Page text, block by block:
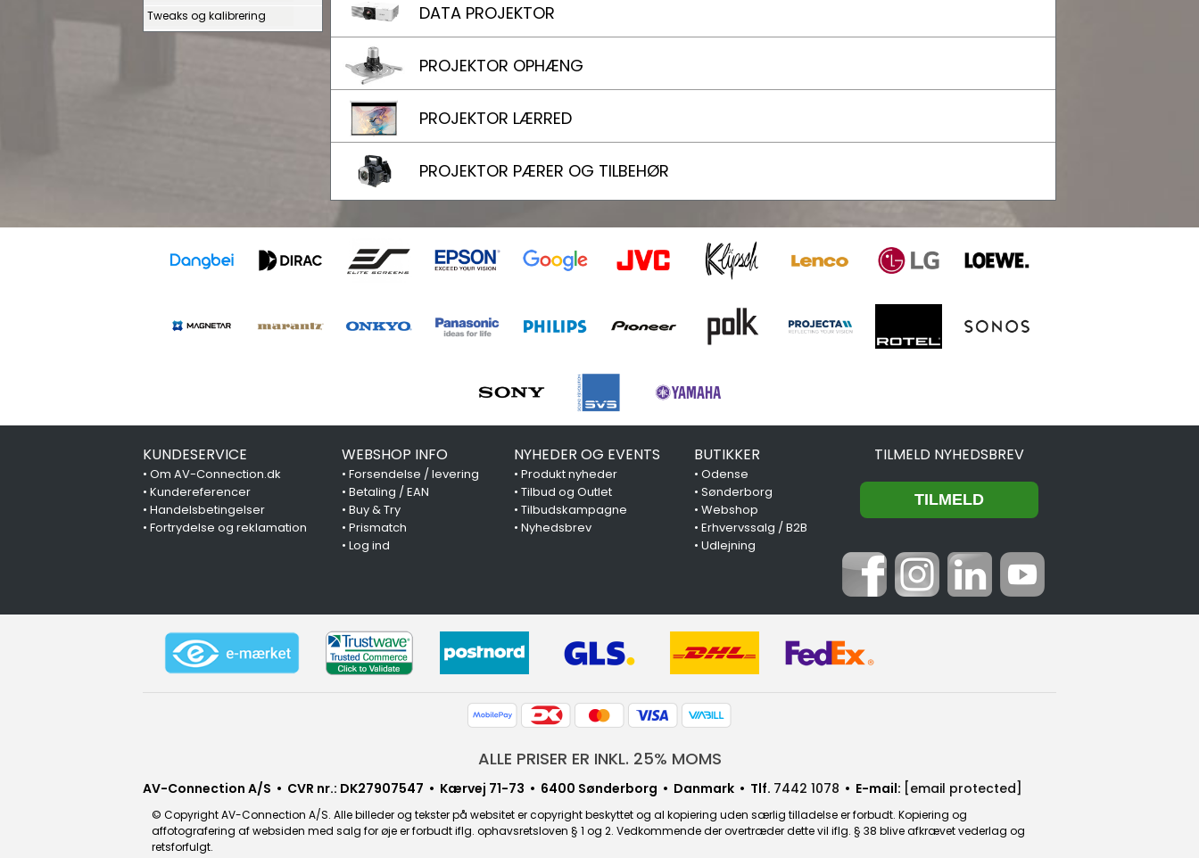
Tweaks og kalibrering
DATA PROJEKTOR
PROJEKTOR OPHÆNG
PROJEKTOR LÆRRED
PROJEKTOR PÆRER OG TILBEHØR
KUNDESERVICE
• Om AV-Connection.dk
• Kundereferencer
• Handelsbetingelser
• Fortrydelse og reklamation
WEBSHOP INFO
• Forsendelse / levering
• Betaling / EAN
• Buy & Try
• Prismatch
• Log ind
NYHEDER OG EVENTS
• Produkt nyheder
• Tilbud og Outlet
• Tilbudskampagne
• Nyhedsbrev
BUTIKKER
•Odense
•Sønderborg
•Webshop
•Erhvervssalg / B2B
•Udlejning
TILMELD NYHEDSBREV
ALLE PRISER ER INKL. 25% MOMS
AV-Connection A/S • CVR nr.: DK27907547 • Kærvej 71-73 • 6400 Sønderborg • Danmark • Tlf. 7442 1078 • E-mail: [email protected]
© Copyright AV-Connection A/S. Alle billeder og tekster på websitet er copyright beskyttet og al kopiering uden særlig tilladelse er forbudt. Kopiering og
affotografering af websiden med salg for øje er forbudt iflg. ophavsretsloven § 1 og 2. Vedkommende der overtræder dette vil iflg. § 38 blive afkrævet vederlag og
retsforfulgt.